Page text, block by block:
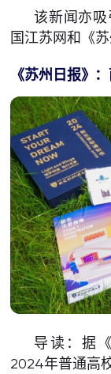
该新闻亦
国江苏网和《
《苏州日报》
导读：据
2024年普通高